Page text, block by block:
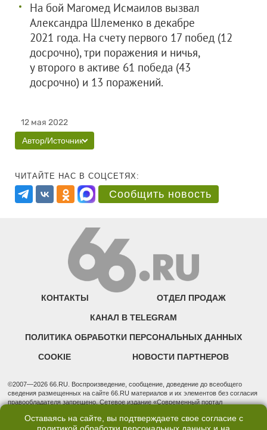
На бой Магомед Исмаилов вызвал
Александра Шлеменко в декабре
2021 года. На счету первого 17 побед (12
досрочно), три поражения и ничья,
у второго в активе 61 победа (43
досрочно) и 13 поражений.
12 мая 2022
Автор/Источник
ЧИТАЙТЕ НАС В СОЦСЕТЯХ:
Сообщить новость
КОНТАКТЫ ОТДЕЛ ПРОДАЖ
КАНАЛ В TELEGRAM
ПОЛИТИКА ОБРАБОТКИ ПЕРСОНАЛЬНЫХ ДАННЫХ
COOKIE НОВОСТИ ПАРТНЕРОВ
©2007—2026 66.RU. Воспроизведение, сообщение, доведение до всеобщего
сведения размещенных на сайте 66.RU материалов и их элементов без согласия
правообладателя запрещено. Сетевое издание «Современный портал
надзору в сфере связи, информационных технологий и массовых коммуникаций
Оставаясь на сайте, вы подтверждаете свое согласие с